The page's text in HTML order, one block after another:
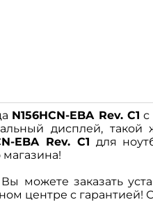
N156HCN-EBA Rev. C1 с
дисплей, такой
EBA Rev. C1 для
можете заказать
центре с гарантией!